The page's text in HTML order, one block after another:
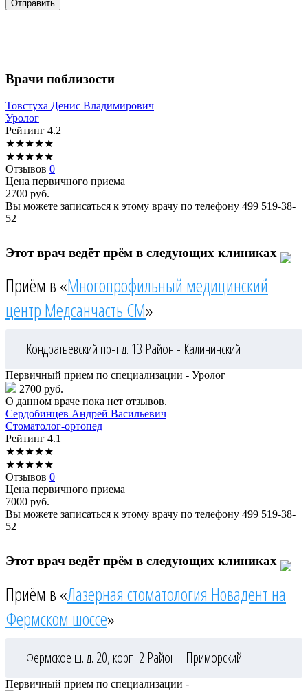
Врачи поблизости
Товстуха Денис Владимирович
Уролог
Рейтинг 4.2
★★★★★
★★★★★
Отзывов 0
Цена первичного приема
2700 руб.
Вы можете записаться к этому врачу по телефону 499 519-38-
52
Этот врач ведёт прём в следующих клиниках
Приём в «Многопрофильный медицинский
центр Медсанчасть СМ»
Кондратьевский пр-т д. 13 Район - Калининский
Первичный прием по специализации - Уролог
2700 руб.
О данном враче пока нет отзывов.
Сердобинцев Андрей Васильевич
Стоматолог-ортопед
Рейтинг 4.1
★★★★★
★★★★★
Отзывов 0
Цена первичного приема
7000 руб.
Вы можете записаться к этому врачу по телефону 499 519-38-
52
Этот врач ведёт прём в следующих клиниках
Приём в «Лазерная стоматология Новадент на
Фермском шоссе»
Фермское ш. д. 20, корп. 2 Район - Приморский
Первичный прием по специализации -